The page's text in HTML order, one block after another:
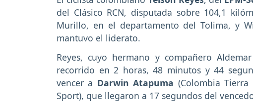
del Clásico RCN, disputada sobre 104,1
Murillo, en el departamento del Tolima, y
mantuvo el liderato.
Reyes, cuyo hermano y compañero
recorrido en 2 horas, 48 minutos y 44
vencer a Darwin Atapuma (Colombia
Sport), que llegaron a 17 segundos del